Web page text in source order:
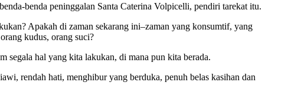
benda peninggalan Santa Caterina Volpicelli, pendiri tarekat itu.
Apakah di zaman sekarang ini–zaman yang konsumtif, yang
kudus, orang suci?
segala hal yang kita lakukan, di mana pun kita berada.
rendah hati, menghibur yang berduka, penuh belas kasihan dan